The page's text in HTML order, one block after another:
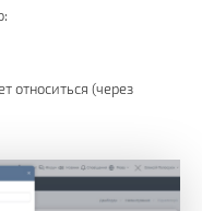
относиться (через